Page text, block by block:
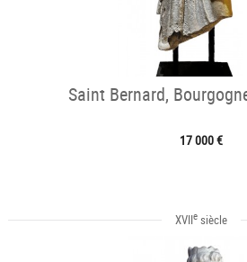
Saint Bernard,
17 000 €
XVIIesiècle